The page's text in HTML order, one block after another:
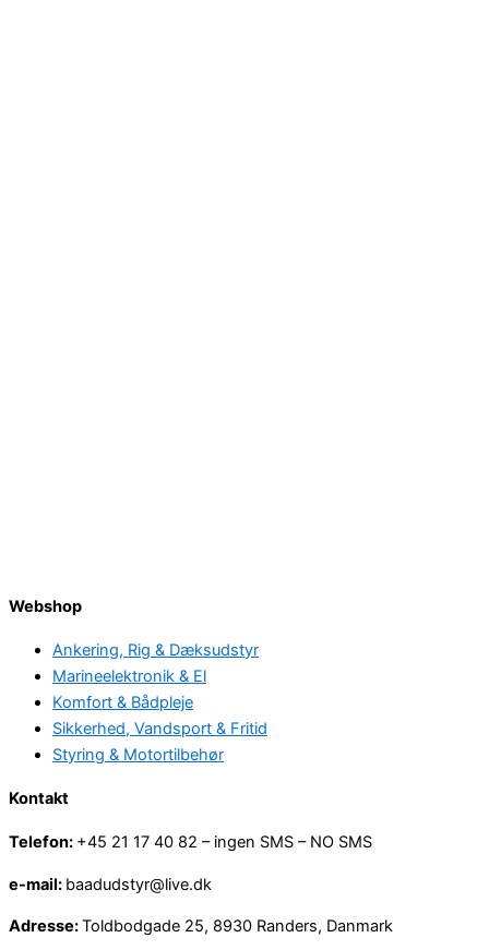
Webshop
Ankering, Rig & Dæksudstyr
Marineelektronik & El
Komfort & Bådpleje
Sikkerhed, Vandsport & Fritid
Styring & Motortilbehør
Kontakt
Telefon: +45 21 17 40 82 – ingen SMS – NO SMS
e-mail: baadudstyr@live.dk
Adresse:Toldbodgade 25, 8930 Randers, Danmark